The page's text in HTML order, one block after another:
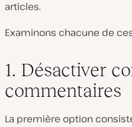
articles.
Examinons chacune de
1. Désactiver
commentaires
La première option